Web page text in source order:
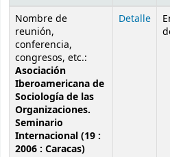
Resultados de búsqueda de
Nombre de
reunión,
conferencia,
congresos, etc.:
Asociación
Iberoamericana de
Sociología de las
Organizaciones.
Seminario
Internacional (19 :
2006 : Caracas)
Detalle